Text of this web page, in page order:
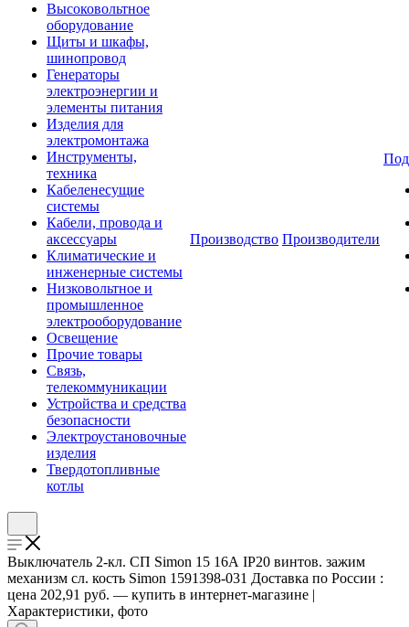
Высоковольтное
оборудование
Щиты и шкафы,
шинопровод
Генераторы
электроэнергии и
элементы питания
Изделия для
электромонтажа
Инструменты,
техника
Кабеленесущие
системы
Кабели, провода и
аксессуары
Климатические и
инженерные системы
Низковольтное и
промышленное
электрооборудование
Освещение
Прочие товары
Связь,
телекоммуникации
Устройства и средства
безопасности
Электроустановочные
изделия
Твердотопливные
котлы
Производство Производители
Выключатель 2-кл. СП Simon 15 16А IP20 винтов. зажим
механизм сл. кость Simon 1591398-031 Доставка по России :
цена 202,91 руб. — купить в интернет-магазине |
Характеристики, фото